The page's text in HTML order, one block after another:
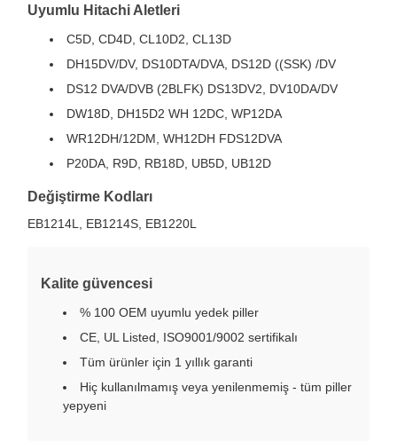
Uyumlu Hitachi Aletleri
C5D, CD4D, CL10D2, CL13D
DH15DV/DV, DS10DTA/DVA, DS12D ((SSK) /DV
DS12 DVA/DVB (2BLFK) DS13DV2, DV10DA/DV
DW18D, DH15D2 WH 12DC, WP12DA
WR12DH/12DM, WH12DH FDS12DVA
P20DA, R9D, RB18D, UB5D, UB12D
Değiştirme Kodları
EB1214L, EB1214S, EB1220L
Kalite güvencesi
% 100 OEM uyumlu yedek piller
CE, UL Listed, ISO9001/9002 sertifikalı
Tüm ürünler için 1 yıllık garanti
Hiç kullanılmamış veya yenilenmemiş - tüm piller
yepyeni